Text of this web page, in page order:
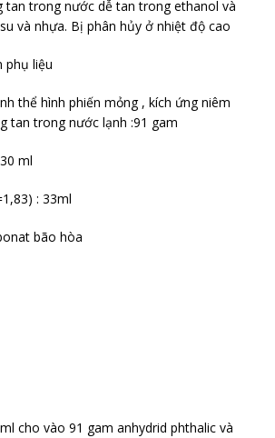
tan trong nước dễ tan trong ethanol và
và nhựa. Bị phân hủy ở nhiệt độ cao
phụ liệu
thể hình phiến mỏng , kích ứng niêm
tan trong nước lạnh :91 gam
ml
: 33ml
bão hòa
cho vào 91 gam anhydrid phthalic và